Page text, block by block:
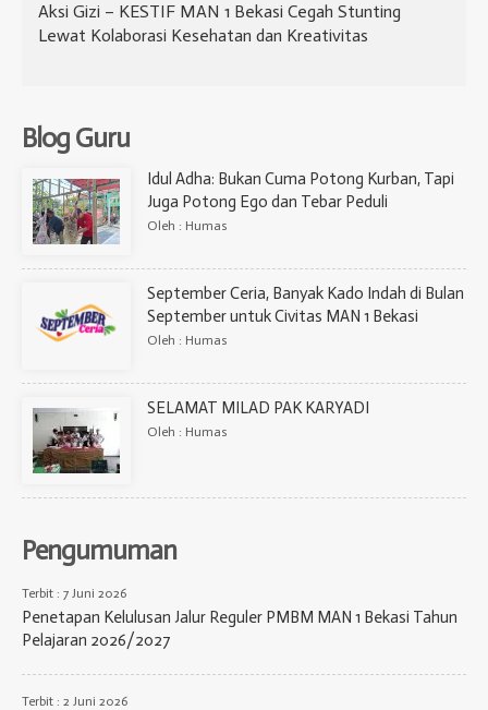
Aksi Gizi – KESTIF MAN 1 Bekasi Cegah Stunting
Lewat Kolaborasi Kesehatan dan Kreativitas
Blog Guru
Idul Adha: Bukan Cuma Potong Kurban, Tapi
Juga Potong Ego dan Tebar Peduli
Oleh : Humas
September Ceria, Banyak Kado Indah di Bulan
September untuk Civitas MAN 1 Bekasi
Oleh : Humas
SELAMAT MILAD PAK KARYADI
Oleh : Humas
Pengumuman
Terbit : 7 Juni 2026
Penetapan Kelulusan Jalur Reguler PMBM MAN 1 Bekasi Tahun
Pelajaran 2026/2027
Terbit : 2 Juni 2026